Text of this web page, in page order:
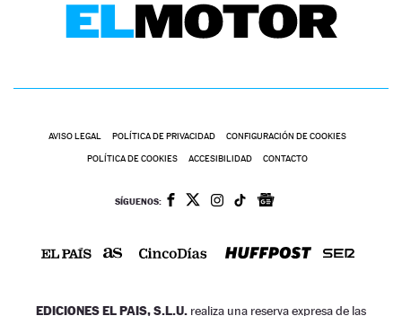
AVISO LEGAL POLÍTICA DE PRIVACIDAD CONFIGURACIÓN DE COOKIES
POLÍTICA DE COOKIES ACCESIBILIDAD CONTACTO
SÍGUENOS:
EDICIONES EL PAIS, S.L.U. realiza una reserva expresa de las